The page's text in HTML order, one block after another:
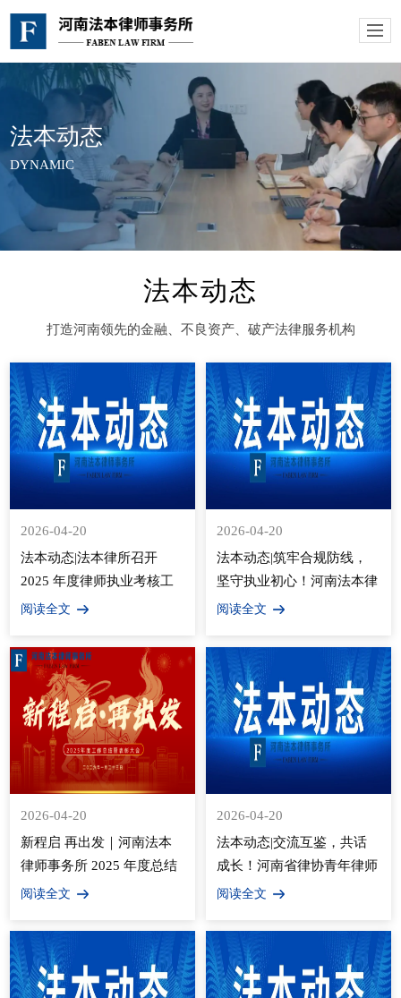
法本动态
DYNAMIC
法本动态
打造河南领先的金融、不良资产、破产法律服务机构
2026-04-20
法本动态|法本律所召开
2025 年度律师执业考核工
作会议，严把执业考核关
阅读全文
2026-04-20
法本动态|筑牢合规防线，
坚守执业初心！河南法本律
所开展风险防控专题教育培
阅读全文
2026-04-20
新程启 再出发｜河南法本
律师事务所 2025 年度总结
暨表彰大会圆满落幕！
阅读全文
2026-04-20
法本动态|交流互鉴，共话
成长！河南省律协青年律师
管理人才专训班走进法本所
阅读全文